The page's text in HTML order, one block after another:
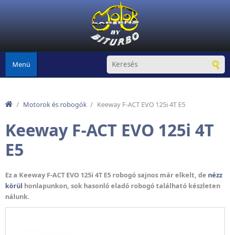
Menü
/ Motorok és robogók / Keeway F-ACT EVO 125i 4T E5
Keeway F-ACT EVO 125i 4T
E5
Ez a Keeway F-ACT EVO 125i 4T E5 robogó sajnos már elkelt, de nézz
körül honlapunkon, sok hasonló eladó robogó található készleten
nálunk.